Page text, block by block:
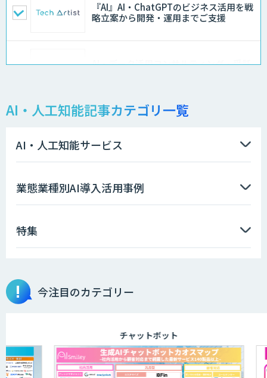
『AI』AI・ChatGPTのビジネス活用を戦
略立案から開発・運用までご支援
AI・データ活用コンサルティング・受託
AI 受託開発・導入支援
サプライチェーンの計画業務最適化サー
ビス
AI・人工知能記事カテゴリ一覧
AI・人工知能サービス
業態業種別AI導入活用事例
特集
今注目のカテゴリー
チャットボット